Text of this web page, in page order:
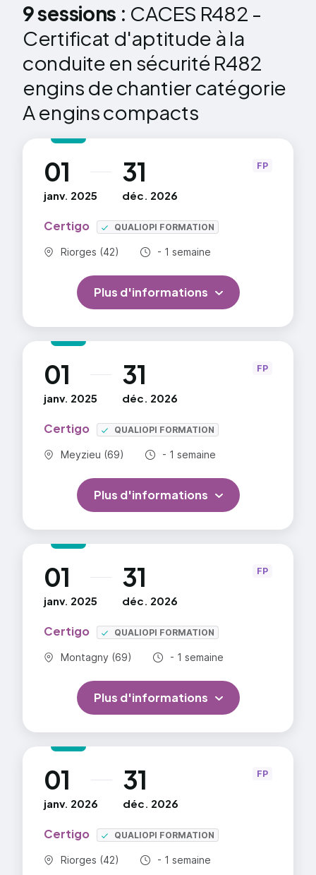
9 sessions : CACES R482 -
Certificat d'aptitude à la
conduite en sécurité R482
engins de chantier catégorie
A engins compacts
01
janv. 2025
au 31
déc. 2026
Certigo QUALIOPI FORMATION
Commune :
Riorges (42) Durée totale :
- 1 semaine
FP
Plus d'informations
01
janv. 2025
au 31
déc. 2026
Certigo QUALIOPI FORMATION
Commune :
Meyzieu (69) Durée totale :
- 1 semaine
FP
Plus d'informations
01
janv. 2025
au 31
déc. 2026
Certigo QUALIOPI FORMATION
Commune :
Montagny (69) Durée totale :
- 1 semaine
FP
Plus d'informations
01
janv. 2026
au 31
déc. 2026
Certigo QUALIOPI FORMATION
Commune :
Riorges (42) Durée totale :
- 1 semaine
FP